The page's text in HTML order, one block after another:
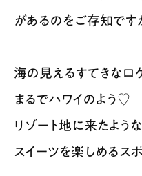
があるのをご存知です
海の見えるすてきなロ
まるでハワイのよう♡
リゾート地に来たよう
スイーツを楽しめるスポ